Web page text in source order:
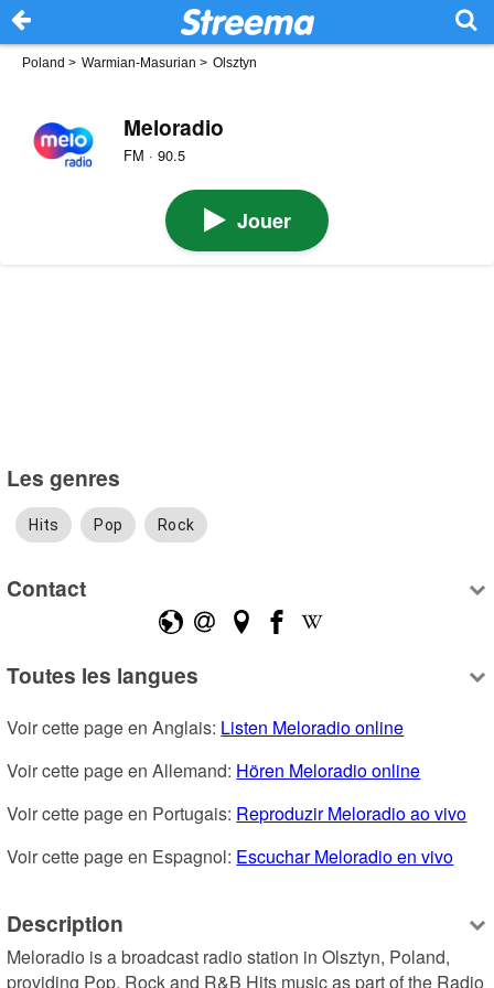
Poland > Warmian-Masurian > Olsztyn
Meloradio
FM · 90.5
Jouer
Les genres
Hits Pop Rock
Contact
Toutes les langues
Voir cette page en Anglais: Listen Meloradio online
Voir cette page en Allemand: Hören Meloradio online
Voir cette page en Portugais: Reproduzir Meloradio ao vivo
Voir cette page en Espagnol: Escuchar Meloradio en vivo
Description
Meloradio is a broadcast radio station in Olsztyn, Poland,
providing Pop, Rock and R&B Hits music as part of the Radio